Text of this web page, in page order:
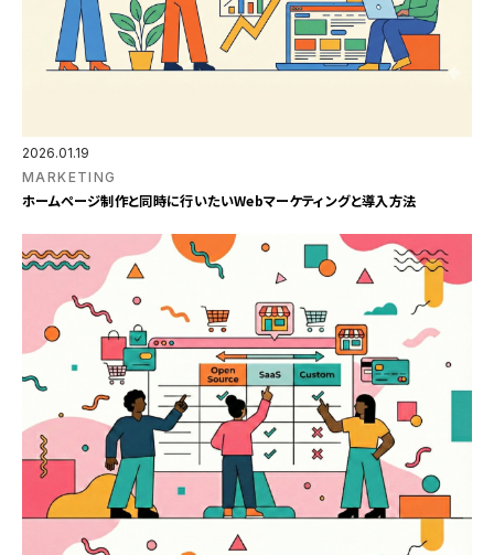
2026.01.19
MARKETING
ホームページ制作と同時に行いたいWebマーケティングと導入方法